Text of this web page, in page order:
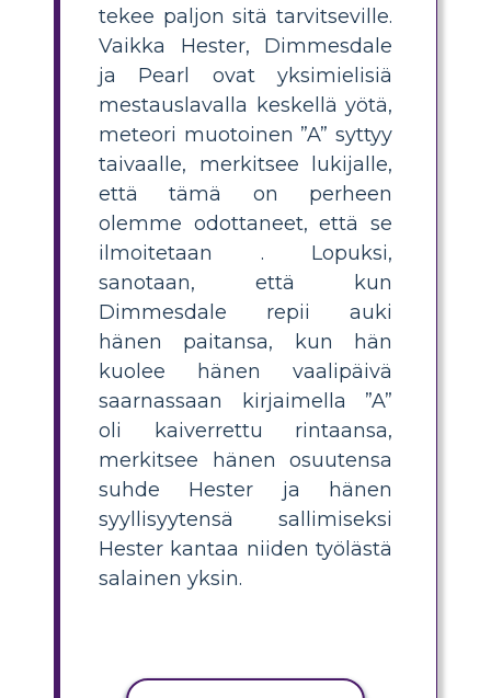
tekee paljon sitä tarvitseville.
Vaikka Hester, Dimmesdale
ja Pearl ovat yksimielisiä
mestauslavalla keskellä yötä,
meteori muotoinen ”A” syttyy
taivaalle, merkitsee lukijalle,
että tämä on perheen
olemme odottaneet, että se
ilmoitetaan . Lopuksi,
sanotaan, että kun
Dimmesdale repii auki
hänen paitansa, kun hän
kuolee hänen vaalipäivä
saarnassaan kirjaimella ”A”
oli kaiverrettu rintaansa,
merkitsee hänen osuutensa
suhde Hester ja hänen
syyllisyytensä sallimiseksi
Hester kantaa niiden työlästä
salainen yksin.